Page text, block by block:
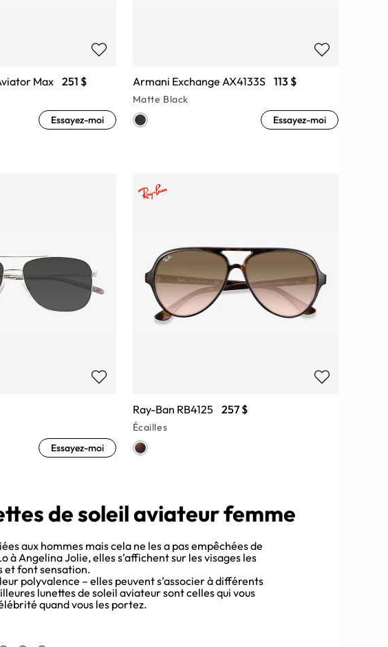
Max 251 $
Essayez-moi
Armani Exchange AX4133S 113 $
Matte Black
Essayez-moi
Essayez-moi
Ray-Ban RB4125 257 $
Écailles
de soleil aviateur femme
aux hommes mais cela ne les a pas empêchées de
Angelina Jolie, elles s’affichent sur les visages les
et font sensation.
polyvalence – elles peuvent s’associer à différents
lunettes de soleil aviateur sont celles qui vous
quand vous les portez.